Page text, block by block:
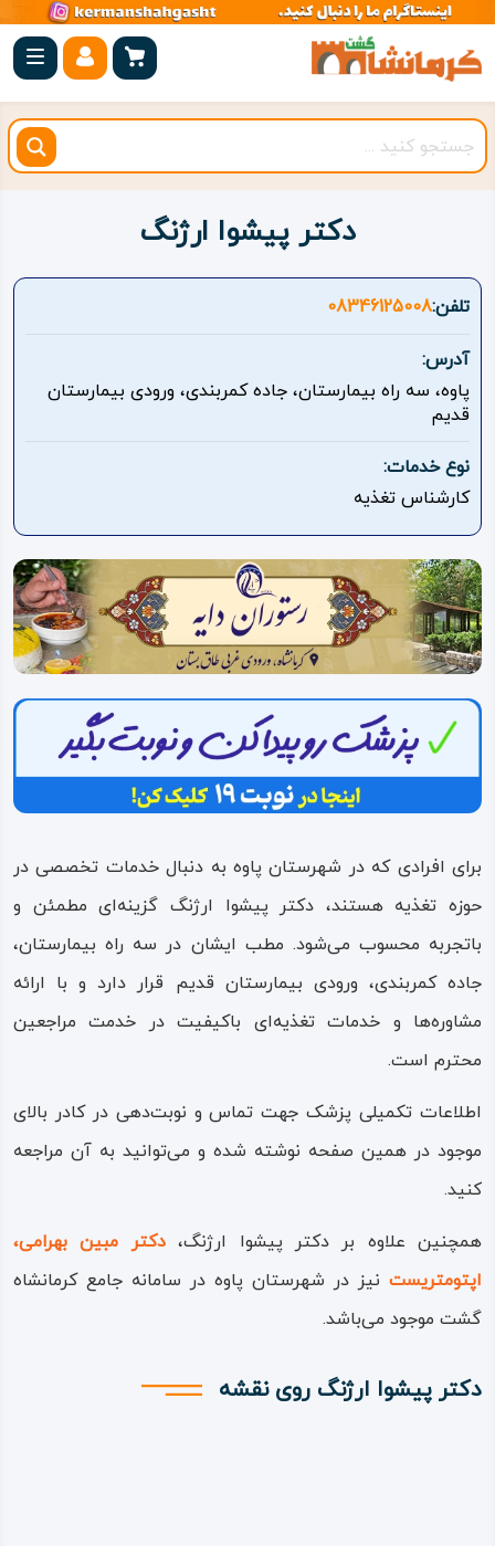
صفحه
اصلی
کرمانشاه
شهرستان
بیستون
روستاهای
هدف
اقامتگاه
ویژه
درباره
ما
دکتر پیشوا ارژنگ
تلفن:08346125008
آدرس:
پاوه، سه راه بیمارستان، جاده کمربندی، ورودی بیمارستان
قدیم
نوع خدمات:
کارشناس تغذیه
برای افرادی که در شهرستان پاوه به دنبال خدمات تخصصی در
حوزه تغذیه هستند، دکتر پیشوا ارژنگ گزینه‌ای مطمئن و
باتجربه محسوب می‌شود. مطب ایشان در سه راه بیمارستان،
جاده کمربندی، ورودی بیمارستان قدیم قرار دارد و با ارائه
مشاوره‌ها و خدمات تغذیه‌ای باکیفیت در خدمت مراجعین
محترم است.
اطلاعات تکمیلی پزشک جهت تماس و نوبت‌دهی در کادر بالای
موجود در همین صفحه نوشته شده و می‌توانید به آن مراجعه
کنید.
همچنین علاوه بر دکتر پیشوا ارژنگ،دکتر مبین بهرامی،
اپتومتریست نیز در شهرستان پاوه در سامانه جامع کرمانشاه
گشت موجود می‌باشد.
دکتر پیشوا ارژنگ روی نقشه